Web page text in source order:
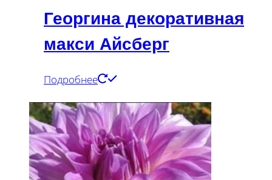
Георгина декоративная
макси Айсберг
Подробнее